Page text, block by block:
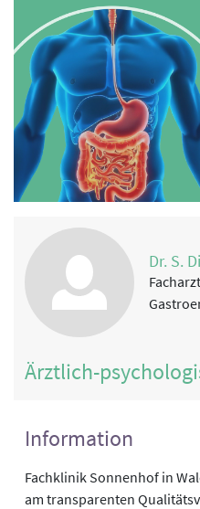
Dr. S.
Ärztlich-
Information
Fachklinik Sonnenhof in
am transparenten